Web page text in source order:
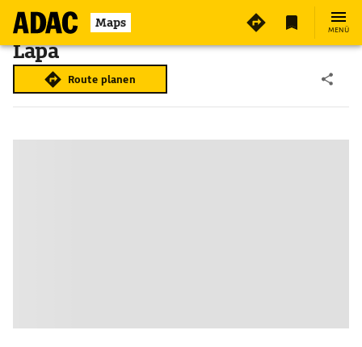
Maps MENÜ
Lapa
Route planen